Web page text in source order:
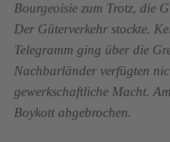
Bourgeoisie zum Trotz, die
Der Güterverkehr stockte.
Telegramm ging über die
Nachbarländer verfügten
gewerkschaftliche Macht.
Boykott abgebrochen.